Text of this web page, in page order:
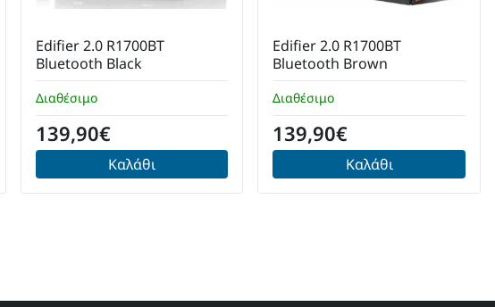
Διαθέσιμο
Edifier 2.0 R1700BT
Bluetooth Black
139,90€
Καλάθι
Διαθέσιμο
Edifier 2.0 R1700BT
Bluetooth Brown
139,90€
Καλάθι